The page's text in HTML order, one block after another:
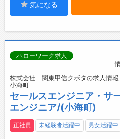
気になる
ハローワーク求人
株式会社 関東甲信クボタの求人情報
小海町
セールスエンジニア・サ
エンジニア/(小海町)
正社員 未経験者活躍中 男女活躍中